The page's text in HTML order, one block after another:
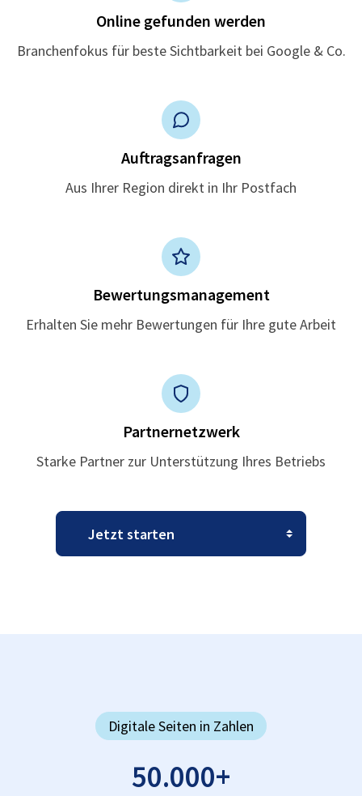
Online gefunden werden
Branchenfokus für beste Sichtbarkeit bei Google & Co.
Auftragsanfragen
Aus Ihrer Region direkt in Ihr Postfach
Bewertungsmanagement
Erhalten Sie mehr Bewertungen für Ihre gute Arbeit
Partnernetzwerk
Starke Partner zur Unterstützung Ihres Betriebs
Digitale Seiten in Zahlen
50.000+